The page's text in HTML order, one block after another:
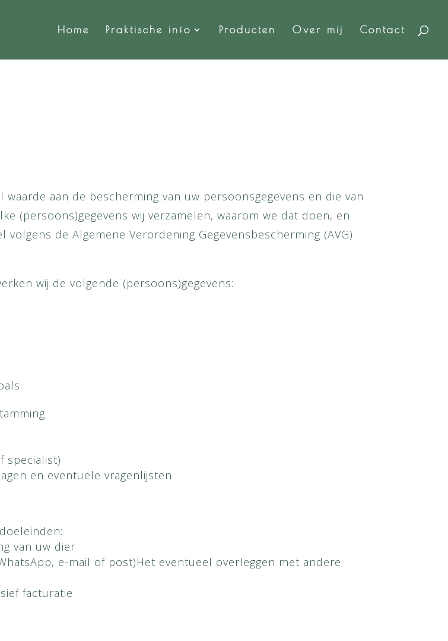
Home Praktische info Producten Over mij Contact
aan de bescherming van uw persoonsgegevens en die van
(persoons)gegevens wij verzamelen, waarom we dat doen, en
de Algemene Verordening Gegevensbescherming (AVG).
wij de volgende (persoons)gegevens:
specialist)
en eventuele vragenlijsten
van uw dier
e-mail of post)Het eventueel overleggen met andere
facturatie